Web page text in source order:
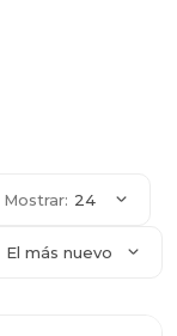
Mostrar: 24
El más nuevo